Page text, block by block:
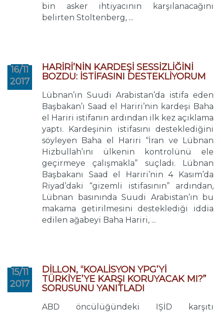
bin asker ihtiyacının karşılanacağını
belirten Stoltenberg, ...
16/11
2017
HARİRİ’NİN KARDEŞİ SESSİZLİĞİNİ
BOZDU: İSTİFASINI DESTEKLİYORUM
Lübnan’ın Suudi Arabistan’da istifa eden
Başbakan’ı Saad el Hariri’nin kardeşi Baha
el Hariri istifanın ardından ilk kez açıklama
yaptı. Kardeşinin istifasını desteklediğini
söyleyen Baha el Hariri “İran ve Lübnan
Hizbullah’ını ülkenin kontrolünü ele
geçirmeye çalışmakla” suçladı. Lübnan
Başbakanı Saad el Hariri’nin 4 Kasım’da
Riyad’daki “gizemli istifasının” ardından,
Lübnan basınında Suudi Arabistan’ın bu
makama getirilmesini desteklediği iddia
edilen ağabeyi Baha Hariri, ...
15/11
2017
DİLLON, “KOALİSYON YPG’Yİ
TÜRKİYE’YE KARŞI KORUYACAK MI?”
SORUSUNU YANITLADI
ABD öncülüğündeki IŞİD karşıtı